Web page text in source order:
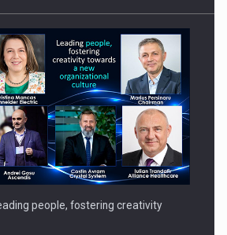
people, fostering creativity